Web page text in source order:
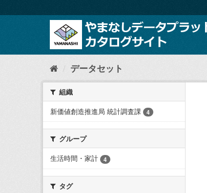
キ
て
データセット
組織
新価値創造推進局 統計調査課
4
グループ
生活時間・家計
4
タグ